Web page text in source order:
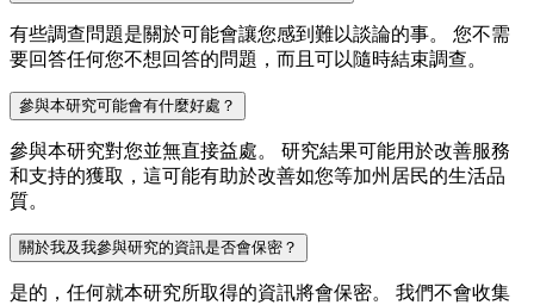
有些調查問題是關於可能會讓您感到難以談論的事。 您不需
要回答任何您不想回答的問題，而且可以隨時結束調查。
參與本研究可能會有什麼好處？
參與本研究對您並無直接益處。 研究結果可能用於改善服務
和支持的獲取，這可能有助於改善如您等加州居民的生活品
質。
關於我及我參與研究的資訊是否會保密？
是的，任何就本研究所取得的資訊將會保密。 我們不會收集